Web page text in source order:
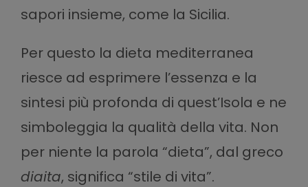
sapori insieme, come la Sicilia.
Per questo la dieta mediterranea
riesce ad esprimere l’essenza e la
sintesi più profonda di quest’Isola e ne
simboleggia la qualità della vita. Non
per niente la parola “dieta”, dal greco
diaita, significa “stile di vita”.